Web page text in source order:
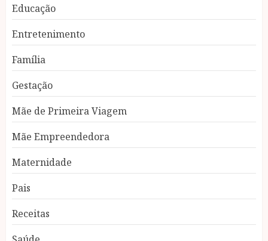
Educação
Entretenimento
Família
Gestação
Mãe de Primeira Viagem
Mãe Empreendedora
Maternidade
Pais
Receitas